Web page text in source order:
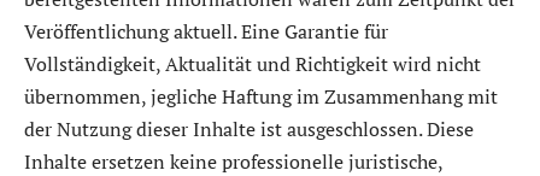
Veröffentlichung aktuell. Eine Garantie für
Vollständigkeit, Aktualität und Richtigkeit wird nicht
übernommen, jegliche Haftung im Zusammenhang mit
der Nutzung dieser Inhalte ist ausgeschlossen. Diese
Inhalte ersetzen keine professionelle juristische,